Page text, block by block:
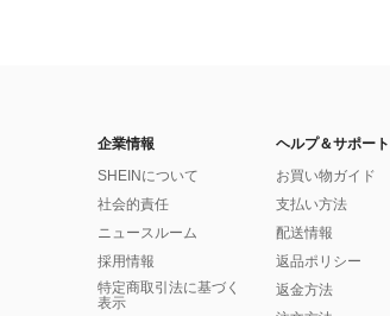
企業情報
SHEINについて
社会的責任
ニュースルーム
採用情報
特定商取引法に基づく
表示
ヘルプ＆サポート
お買い物ガイド
支払い方法
配送情報
返品ポリシー
返金方法